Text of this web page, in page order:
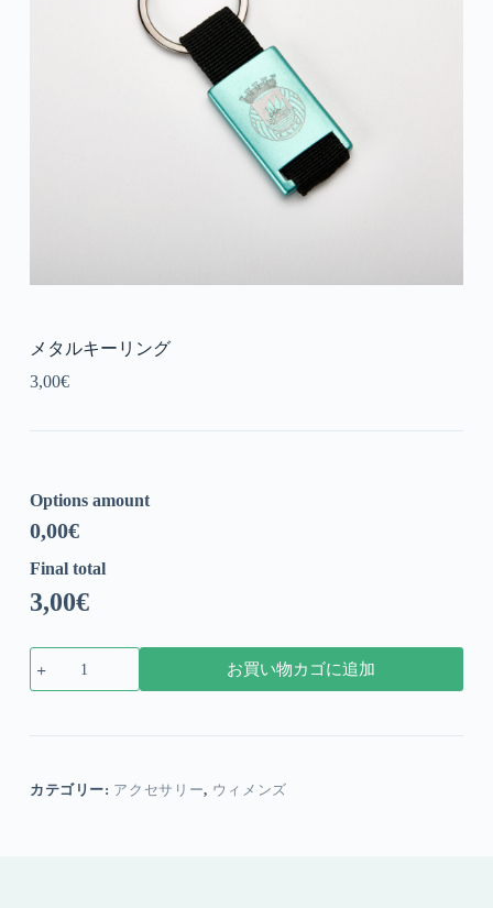
メタルキーリング
3,00€
Options amount
0,00€
Final total
3,00€
メ
タ
ン
グ
お買い物カゴに追加
カテゴリー: アクセサリー, ウィメンズ